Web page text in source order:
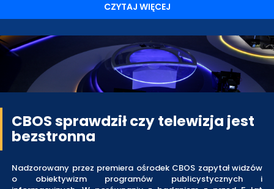
CZYTAJ WIĘCEJ
CBOS sprawdził czy telewizja jest
bezstronna
Nadzorowany przez premiera ośrodek CBOS zapytał widzów
o obiektywizm programów publicystycznych i